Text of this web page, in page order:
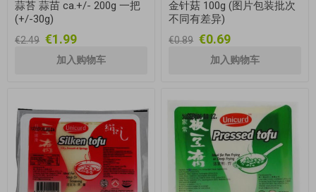
蒜苔 蒜苗 ca.+/- 200g 一把
(+/-30g)
€2.49 €1.99
金针菇 100g (图片包装批次
不同有差异)
€0.89 €0.69